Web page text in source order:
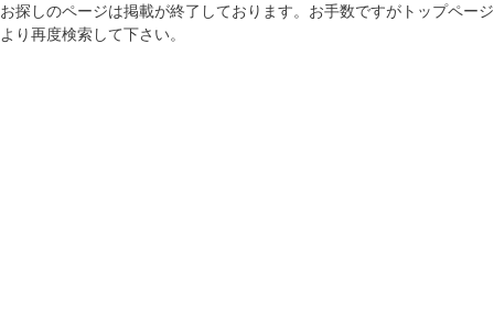
お探しのページは掲載が終了しております。お手数ですがトップページ
より再度検索して下さい。